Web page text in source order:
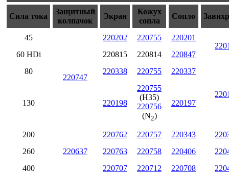
Сила тока
Защитный
колпачок
Экран
Кожух
сопла
Сопло
45
220747
220202 220755
220201
60 HDi
220815 220814
220847
80
220338 220755 220337
130
220198
220755
(H35)
220756
(N2)
220197
200
220637
220762 220757 220343
260
220763 220758 220406
400
220707 220712 220708